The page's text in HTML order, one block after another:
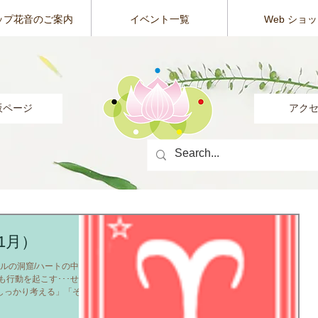
プ花音のご案内 イベント一覧 Web ショ
ページ アク
）
の洞窟/ハートの中のハ
動を起こす･･･せっか
かり考える」「それ